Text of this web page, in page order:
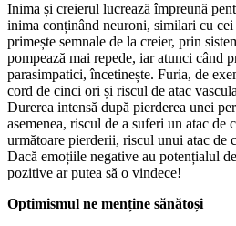
Inima și creierul lucrează împreună
inima conținând neuroni, similari cu
primește semnale de la creier, prin
pompează mai repede, iar atunci când
parasimpatici, încetinește. Furia, de
cord de cinci ori și riscul de atac
Durerea intensă după pierderea unei
asemenea, riscul de a suferi un atac de
următoare pierderii, riscul unui atac de
Dacă emoțiile negative au potențialul
pozitive ar putea să o vindece!
Optimismul ne menține sănătoși